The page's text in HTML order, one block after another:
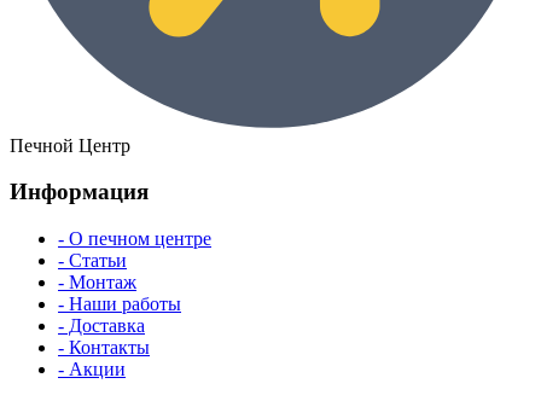
Печной Центр
Информация
- О печном центре
- Статьи
- Монтаж
- Наши работы
- Доставка
- Контакты
- Акции